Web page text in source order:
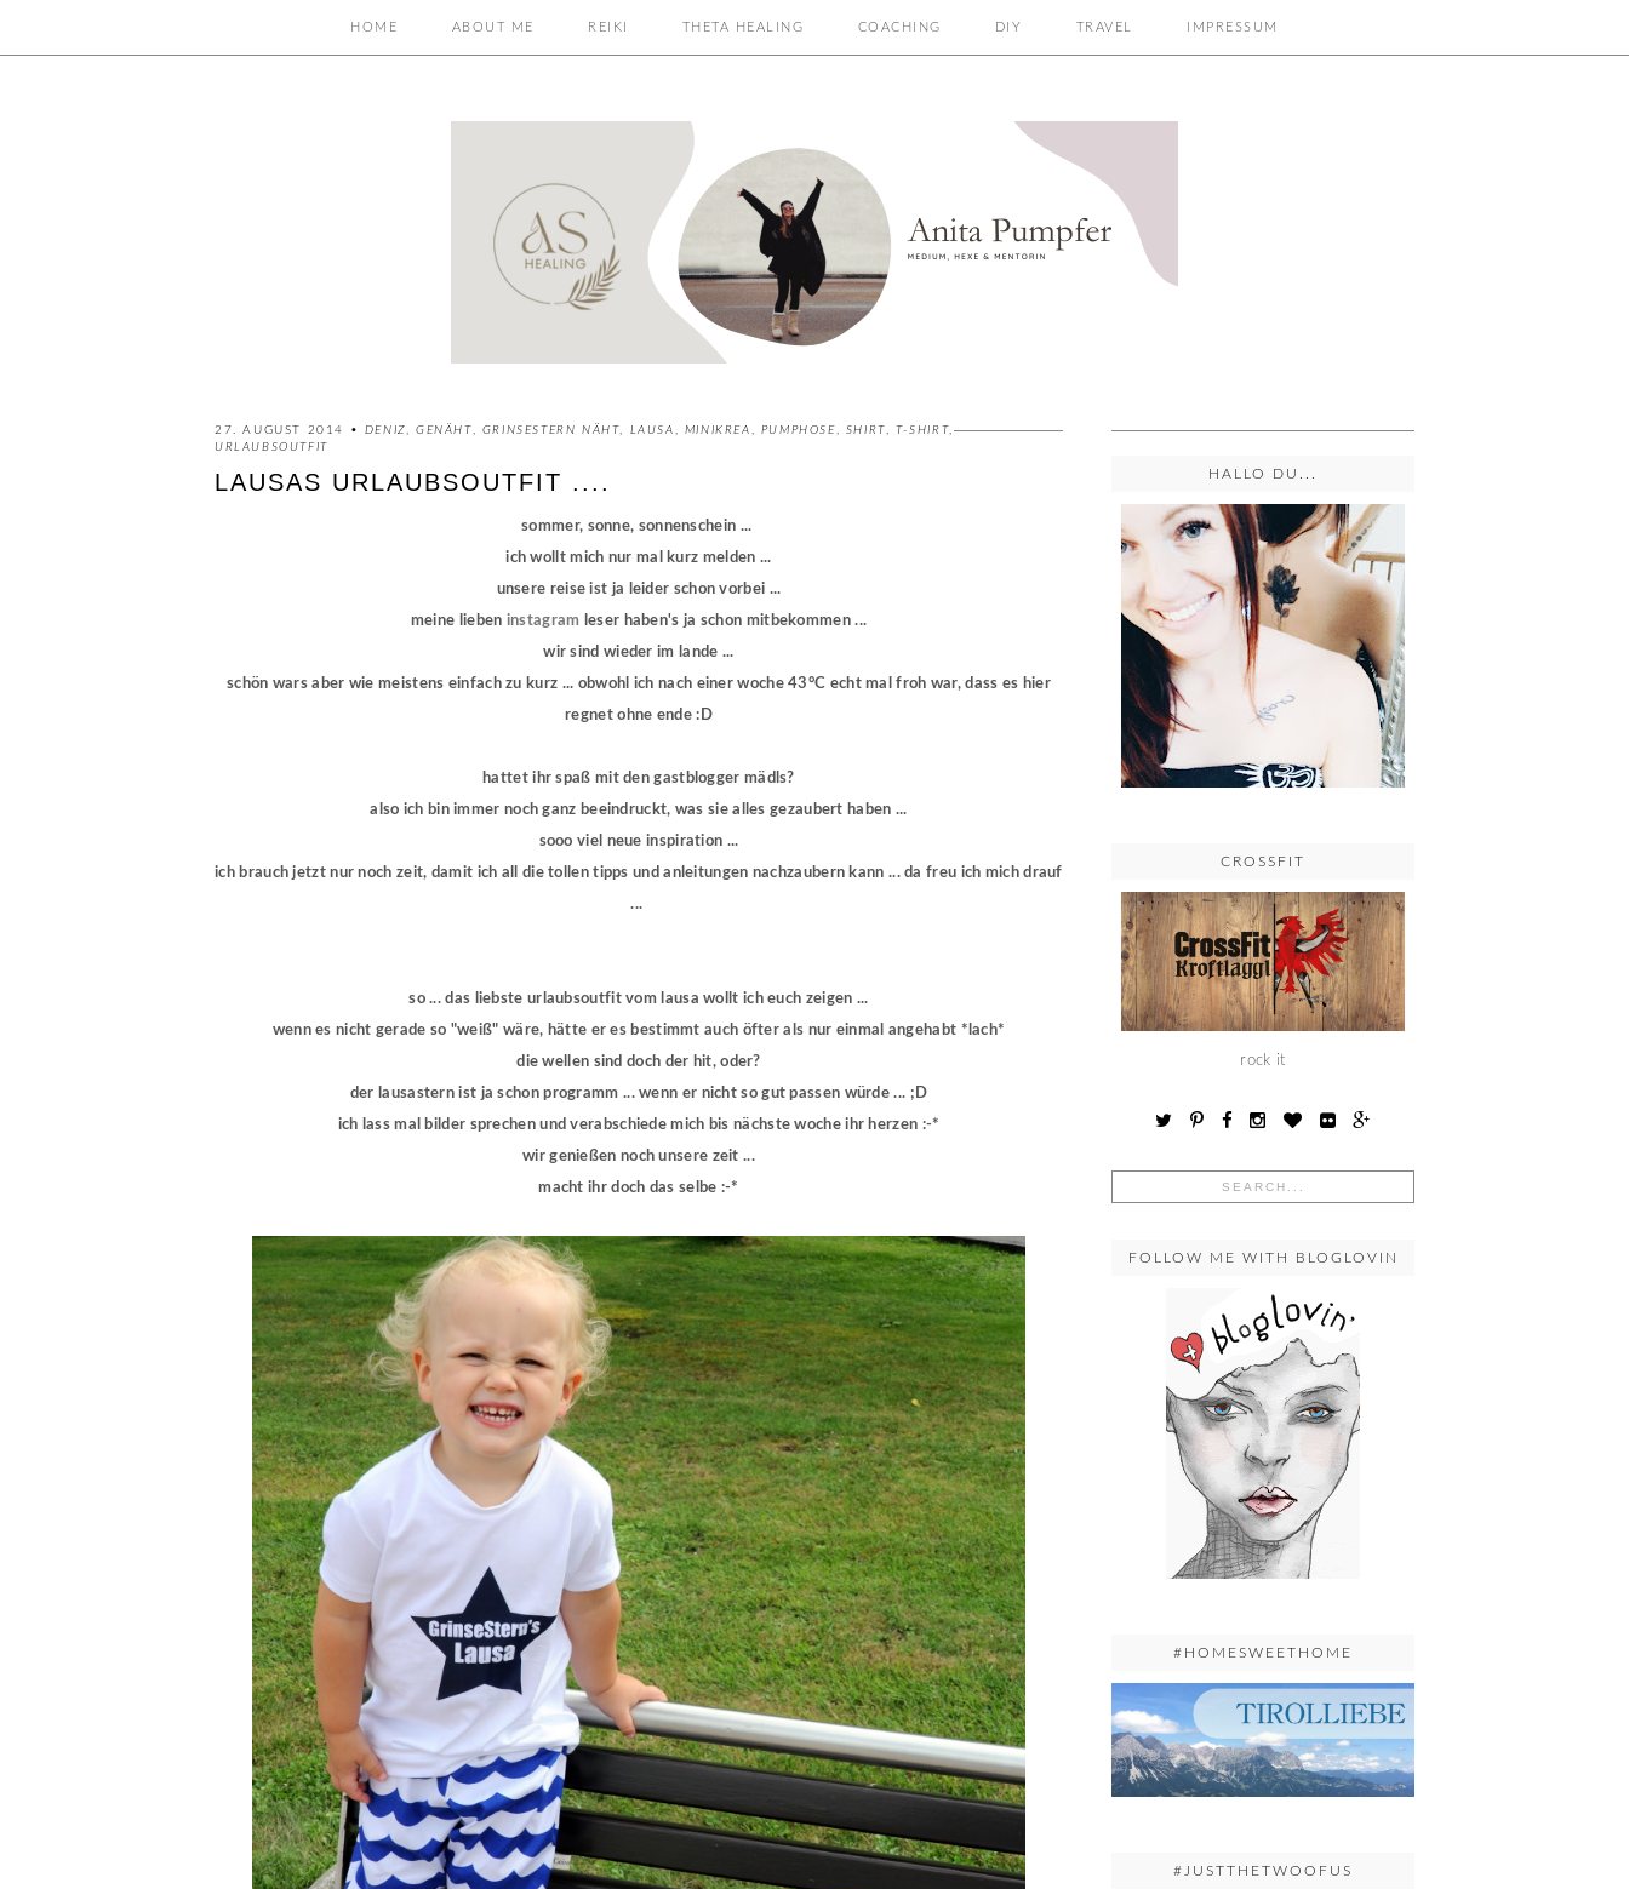
HOME ABOUT ME REIKI THETA HEALING COACHING DIY TRAVEL IMPRESSUM
27. AUGUST 2014 • DENIZ,GENÄHT, GRINSESTERN NÄHT, LAUSA , MINIKREA , PUMPHOSE, SHIRT,T-SHIRT,
URLAUBSOUTFIT
LAUSAS URLAUBSOUTFIT ....
sommer, sonne, sonnenschein ...
ich wollt mich nur mal kurz melden ...
unsere reise ist ja leider schon vorbei ...
meine lieben instagram
leser haben's ja schon mitbekommen ...
wir sind wieder im lande ...
schön wars aber wie meistens einfach zu kurz ... obwohl ich nach einer woche 43°C echt mal froh war, dass es hier
regnet ohne ende :D
hattet ihr spaß mit den gastblogger mädls?
also ich bin immer noch ganz beeindruckt, was sie alles gezaubert haben ...
sooo viel neue inspiration ...
ich brauch jetzt nur noch zeit, damit ich all die tollen tipps und anleitungen nachzaubern kann ... da freu ich mich drauf
...
so ... das liebste urlaubsoutfit vom lausa wollt ich euch zeigen ...
wenn es nicht gerade so "weiß" wäre, hätte er es bestimmt auch öfter als nur einmal angehabt *lach*
die wellen sind doch der hit, oder?
der lausastern ist ja schon programm ... wenn er nicht so gut passen würde ... ;D
ich lass mal bilder sprechen und verabschiede mich bis nächste woche ihr herzen :-*
wir genießen noch unsere zeit ...
macht ihr doch das selbe :-*
HALLO DU...
CROSSFIT
rock it
FOLLOW ME WITH BLOGLOVIN
#HOMESWEETHOME
#JUSTTHETWOOFUS